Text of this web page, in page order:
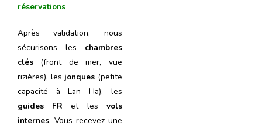
réservations
Après validation, nous
sécurisons les chambres
clés (front de mer, vue
rizières), les jonques (petite
capacité à Lan Ha), les
guides FR et les vols
internes. Vous recevez une